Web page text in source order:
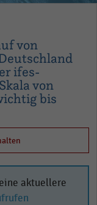
von
ifes-
von
bis
aktuellere